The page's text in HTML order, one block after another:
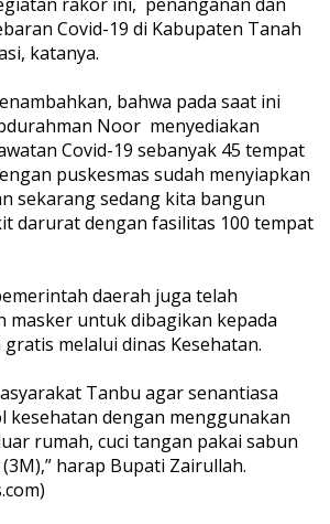
Covid-19 di Kabupaten Tanah
katanya.
bahwa pada saat ini
Noor menyediakan
Covid-19 sebanyak 45 tempat
puskesmas sudah menyiapkan
sekarang sedang kita bangun
darurat dengan fasilitas 100 tempat
daerah juga telah
masker untuk dibagikan kepada
melalui dinas Kesehatan.
Tanbu agar senantiasa
kesehatan dengan menggunakan
rumah, cuci tangan pakai sabun
harap Bupati Zairullah.